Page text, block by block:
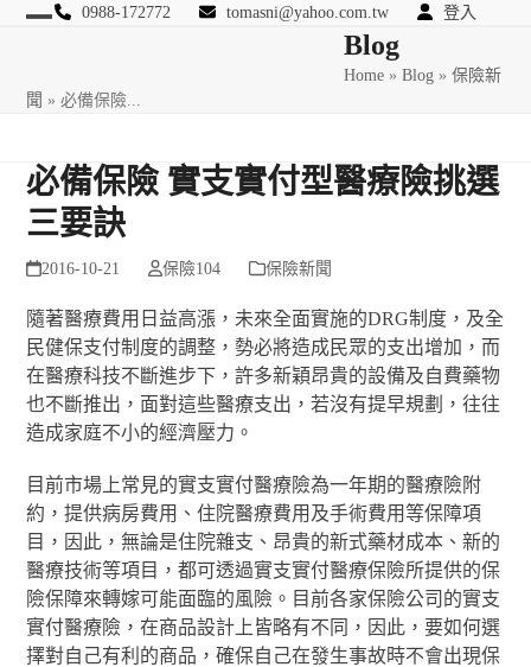
Skip
0988-172772 tomasni@yahoo.com.tw 登入
匯豐國際風險管理顧問Blog
Home »Blog »保險新
聞 »必備保險...
必備保險 實支實付型醫療險挑選
三要訣
2016-10-21 保險104 保險新聞
隨著醫療費用日益高漲，未來全面實施的DRG制度，及全
民健保支付制度的調整，勢必將造成民眾的支出增加，而
在醫療科技不斷進步下，許多新穎昂貴的設備及自費藥物
也不斷推出，面對這些醫療支出，若沒有提早規劃，往往
造成家庭不小的經濟壓力。
目前市場上常見的實支實付醫療險為一年期的醫療險附
約，提供病房費用、住院醫療費用及手術費用等保障項
目，因此，無論是住院雜支、昂貴的新式藥材成本、新的
醫療技術等項目，都可透過實支實付醫療保險所提供的保
險保障來轉嫁可能面臨的風險。目前各家保險公司的實支
實付醫療險，在商品設計上皆略有不同，因此，要如何選
擇對自己有利的商品，確保自己在發生事故時不會出現保